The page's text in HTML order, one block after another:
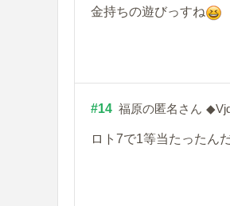
金持ちの遊びっすね
#14 福原の匿名さん
ロト7で1等当たったん